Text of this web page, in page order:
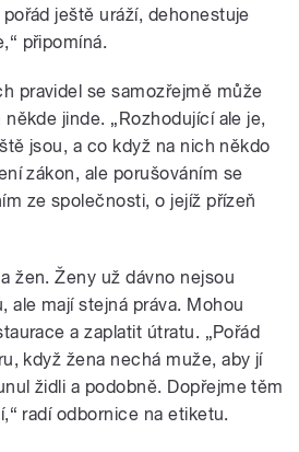
ještě uráží, dehonestuje
připomíná.
pravidel se samozřejmě může
jinde. „Rozhodující ale je,
jsou, a co když na nich někdo
zákon, ale porušováním se
ze společnosti, o jejíž přízeň
žen. Ženy už dávno nejsou
ale mají stejná práva. Mohou
a zaplatit útratu. „Pořád
když žena nechá muže, aby jí
židli a podobně. Dopřejme těm
radí odbornice na etiketu.